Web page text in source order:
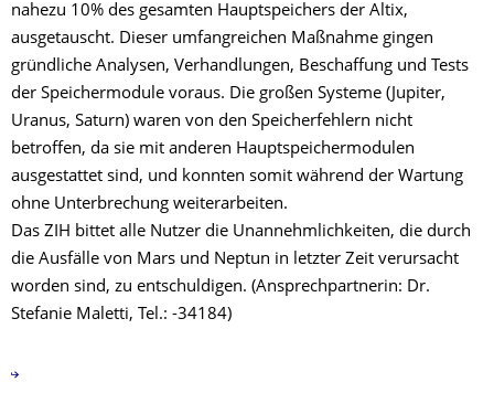
nahezu 10% des gesamten Hauptspeichers der Altix,
ausgetauscht. Dieser umfangreichen Maßnahme gingen
gründliche Analysen, Verhandlungen, Beschaffung und Tests
der Speichermodule voraus. Die großen Systeme (Jupiter,
Uranus, Saturn) waren von den Speicherfehlern nicht
betroffen, da sie mit anderen Hauptspeichermodulen
ausgestattet sind, und konnten somit während der Wartung
ohne Unterbrechung weiterarbeiten.
Das ZIH bittet alle Nutzer die Unannehmlichkeiten, die durch
die Ausfälle von Mars und Neptun in letzter Zeit verursacht
worden sind, zu entschuldigen. (Ansprechpartnerin: Dr.
Stefanie Maletti, Tel.: -34184)